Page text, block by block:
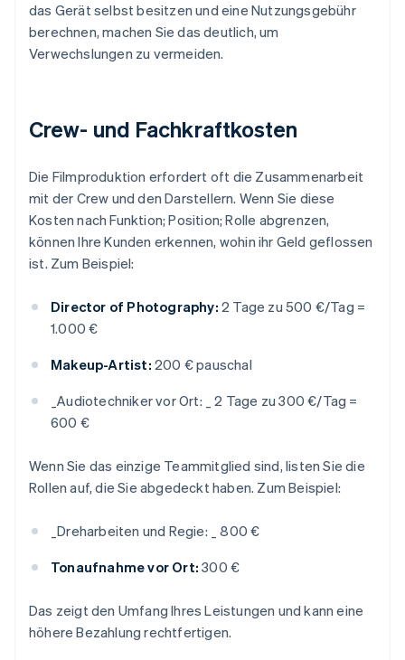
das Gerät selbst besitzen und eine Nutzungsgebühr
berechnen, machen Sie das deutlich, um
Verwechslungen zu vermeiden.
Crew- und Fachkraftkosten
Die Filmproduktion erfordert oft die Zusammenarbeit
mit der Crew und den Darstellern. Wenn Sie diese
Kosten nach Funktion; Position; Rolle abgrenzen,
können Ihre Kunden erkennen, wohin ihr Geld geflossen
ist. Zum Beispiel:
Director of Photography: 2 Tage zu 500 €/Tag =
1.000 €
Makeup-Artist: 200 € pauschal
_Audiotechniker vor Ort: _
2 Tage zu 300 €/Tag =
600 €
Wenn Sie das einzige Teammitglied sind, listen Sie die
Rollen auf, die Sie abgedeckt haben. Zum Beispiel:
_Dreharbeiten und Regie: _
800 €
Tonaufnahme vor Ort: 300 €
Das zeigt den Umfang Ihres Leistungen und kann eine
höhere Bezahlung rechtfertigen.